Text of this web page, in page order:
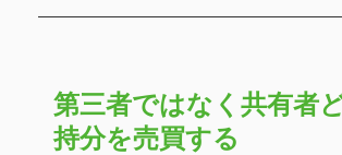
第三者ではなく共有者
持分を売買する